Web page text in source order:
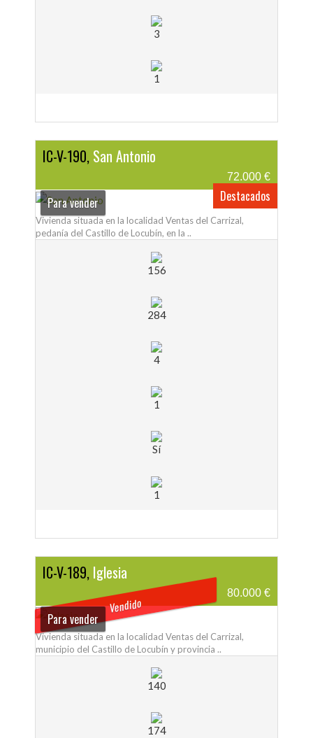
3
1
IC-V-190, San Antonio
72.000 €
Destacados
Para vender
Vivienda situada en la localidad Ventas del Carrizal,
pedanía del Castillo de Locubín, en la ..
156
284
4
1
Sí
1
IC-V-189, Iglesia
80.000 €
Vendido
Para vender
Vivienda situada en la localidad Ventas del Carrizal,
municipio del Castillo de Locubín y provincia ..
140
174